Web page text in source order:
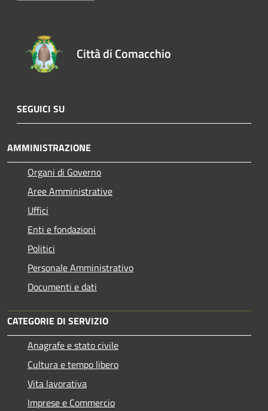
Città di Comacchio
SEGUICI SU
AMMINISTRAZIONE
Organi di Governo
Aree Amministrative
Uffici
Enti e fondazioni
Politici
Personale Amministrativo
Documenti e dati
CATEGORIE DI SERVIZIO
Anagrafe e stato civile
Cultura e tempo libero
Vita lavorativa
Imprese e Commercio